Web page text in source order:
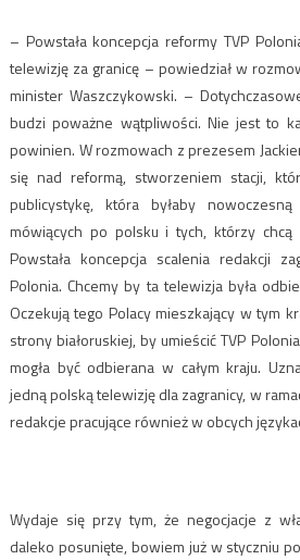
– Powstała koncepcja reformy TVP
telewizję za granicę – powiedział w
minister Waszczykowski. –
budzi poważne wątpliwości. Nie jest to
powinien. W rozmowach z prezesem
się nad reformą, stworzeniem stacji,
publicystykę, która byłaby
mówiących po polsku i tych, którzy chcą
Powstała koncepcja scalenia redakcji
Polonia. Chcemy by ta telewizja była
Oczekują tego Polacy mieszkający w tym
strony białoruskiej, by umieścić TVP
mogła być odbierana w całym kraju.
jedną polską telewizję dla zagranicy, w
redakcje pracujące również w obcych
Wydaje się przy tym, że negocjacje z
daleko posunięte, bowiem już w styczniu